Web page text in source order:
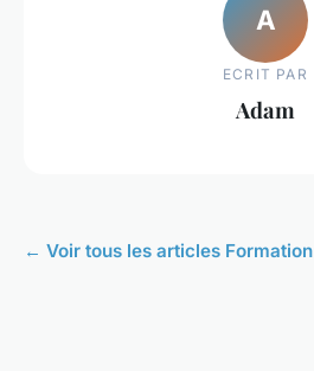
A
ECRIT PAR
Adam
← Voir tous les articles Formation